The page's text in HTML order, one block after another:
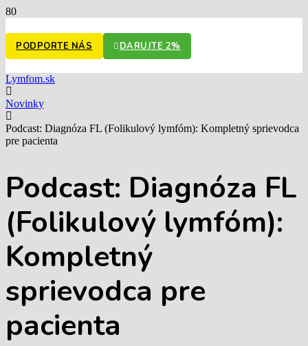
PODPORTE NÁS DARUJTE 2%
Lymfom.sk
Novinky
Podcast: Diagnóza FL (Folikulový lymfóm): Kompletný sprievodca
pre pacienta
Podcast: Diagnóza FL
(Folikulový lymfóm):
Kompletný
sprievodca pre
pacienta